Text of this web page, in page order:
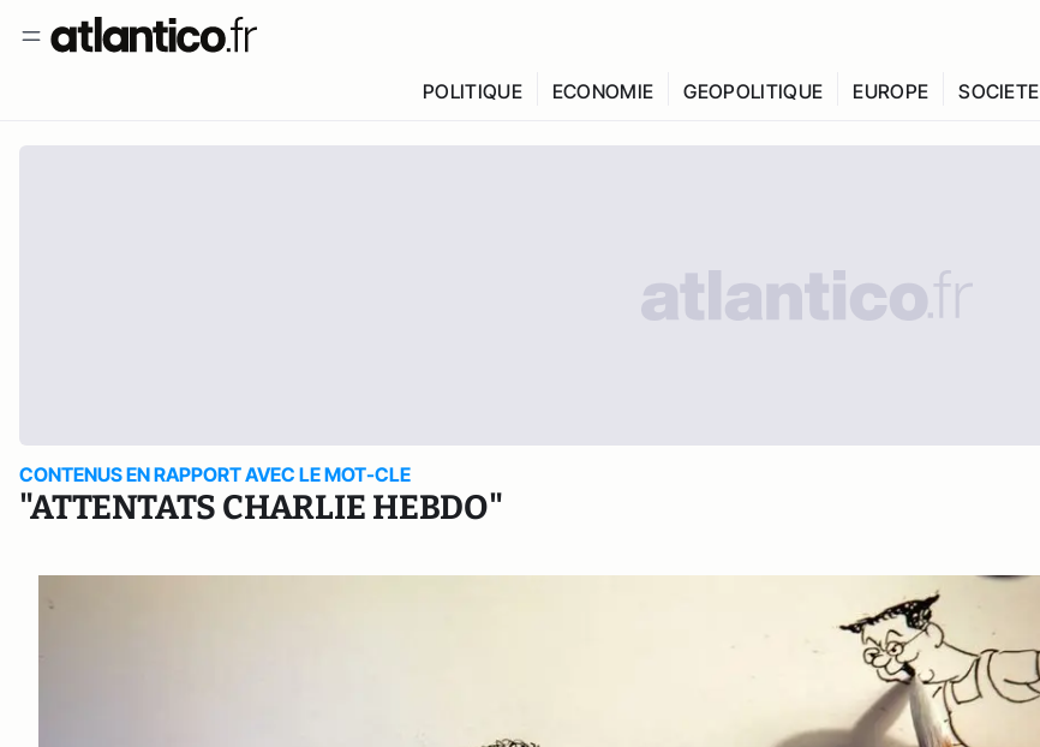
POLITIQUE ECONOMIE GEOPOLITIQUE EUROPE SOCIETE
CONTENUS EN RAPPORT AVEC LE MOT-CLE
"ATTENTATS CHARLIE HEBDO"